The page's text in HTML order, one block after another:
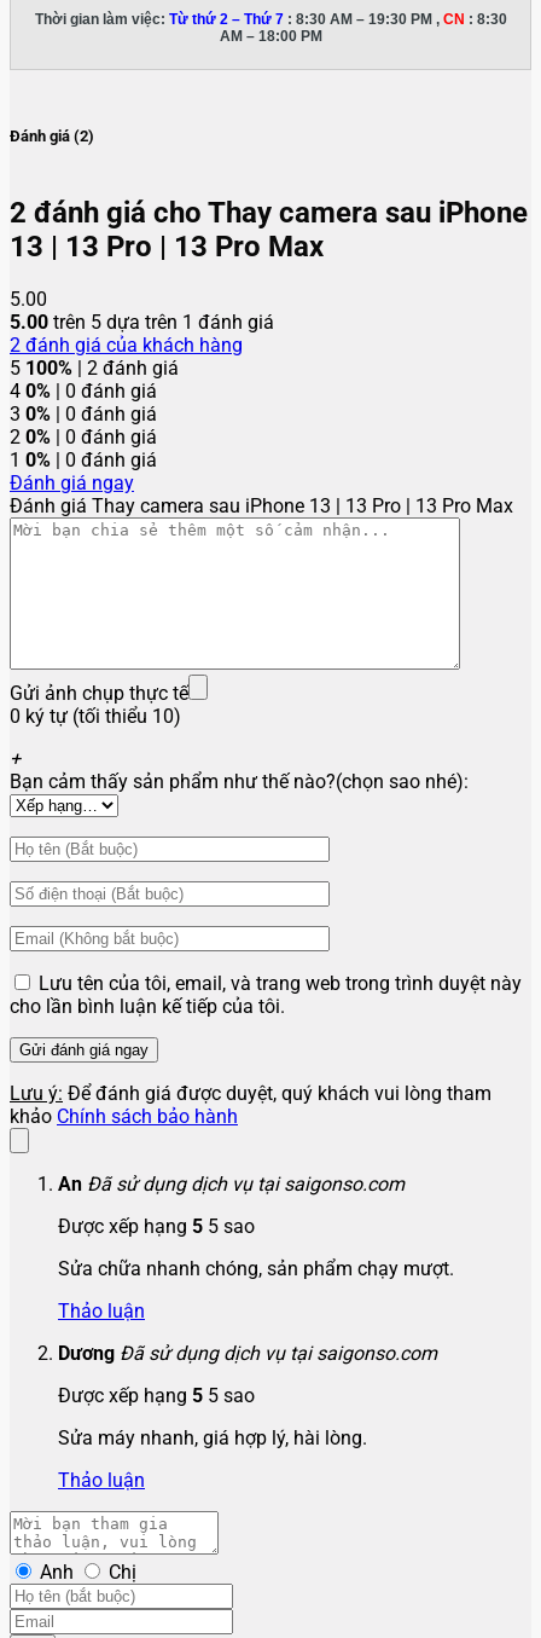
Thời gian làm việc: Từ thứ 2 – Thứ 7: 8:30 AM – 19:30 PM , CN : 8:30
AM – 18:00 PM
Đánh giá (2)
2 đánh giá cho Thay camera sau iPhone
13 | 13 Pro | 13 Pro Max
5.00
5.00 trên 5 dựa trên 1 đánh giá
2 đánh giá của khách hàng
5 100% | 2 đánh giá
4 0% | 0 đánh giá
3 0% | 0 đánh giá
2 0% | 0 đánh giá
1 0% | 0 đánh giá
Đánh giá ngay
Đánh giá Thay camera sau iPhone 13 | 13 Pro | 13 Pro Max
Gửi ảnh chụp thực tế
0 ký tự (tối thiểu 10)
+
Bạn cảm thấy sản phẩm như thế nào?(chọn sao nhé):
Lưu tên của tôi, email, và trang web trong trình duyệt này
cho lần bình luận kế tiếp của tôi.
Lưu ý: Để đánh giá được duyệt, quý khách vui lòng tham
khảo Chính sách bảo hành
An Đã sử dụng dịch vụ tại saigonso.com
Được xếp hạng 5 5 sao
Sửa chữa nhanh chóng, sản phẩm chạy mượt.
Thảo luận
Dương Đã sử dụng dịch vụ tại saigonso.com
Được xếp hạng 5 5 sao
Sửa máy nhanh, giá hợp lý, hài lòng.
Thảo luận
Anh Chị